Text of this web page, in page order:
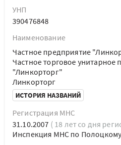
УНП
390476848
Наименование
Частное предприятие
Частное торговое унитарное
"Линкорторг"
Линкорторг
ИСТОРИЯ НАЗВАНИЙ
Регистрация МНС
31.10.2007 ( 18 лет со дня
Инспекция МНС по